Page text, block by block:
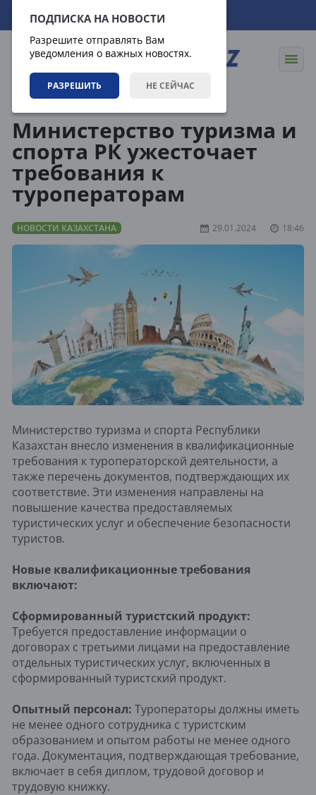
ПОДПИСКА НА НОВОСТИ
Разрешите отправлять Вам
уведомления о важных новостях.
РАЗРЕШИТЬ НЕ СЕЙЧАС
07.08.2026 20:40:33
Министерство туризма и
спорта РК ужесточает
требования к
туроператорам
НОВОСТИ КАЗАХСТАНА 29.01.2024 18:46
Министерство туризма и спорта Республики
Казахстан внесло изменения в квалификационные
требования к туроператорской деятельности, а
также перечень документов, подтверждающих их
соответствие. Эти изменения направлены на
повышение качества предоставляемых
туристических услуг и обеспечение безопасности
туристов.
Новые квалификационные требования
включают:
Сформированный туристский продукт:
Требуется предоставление информации о
договорах с третьими лицами на предоставление
отдельных туристических услуг, включенных в
сформированный туристский продукт.
Опытный персонал: Туроператоры должны иметь
не менее одного сотрудника с туристским
образованием и опытом работы не менее одного
года. Документация, подтверждающая требование,
включает в себя диплом, трудовой договор и
трудовую книжку.